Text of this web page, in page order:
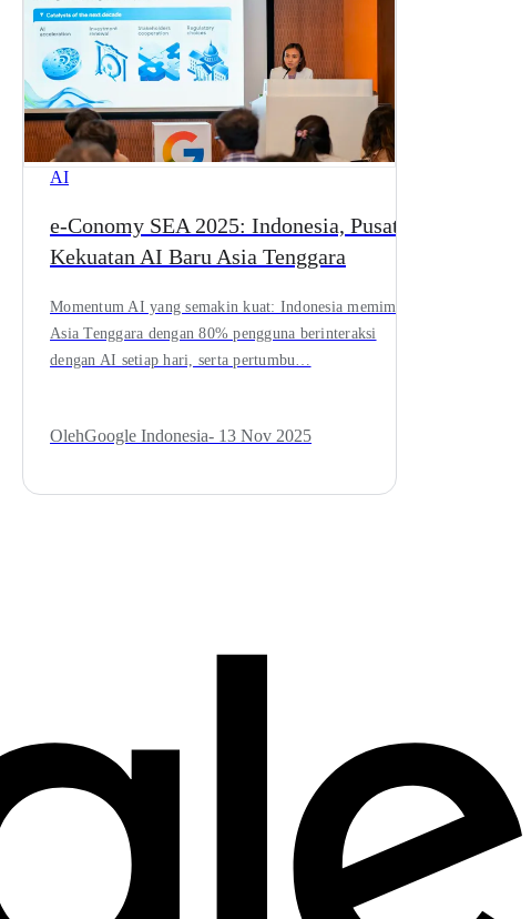
AI
e-Conomy SEA 2025: Indonesia, Pusat
Kekuatan AI Baru Asia Tenggara
Momentum AI yang semakin kuat: Indonesia memimpin
Asia Tenggara dengan 80% pengguna berinteraksi
dengan AI setiap hari, serta pertumbu…
OlehGoogle Indonesia- 13 Nov 2025